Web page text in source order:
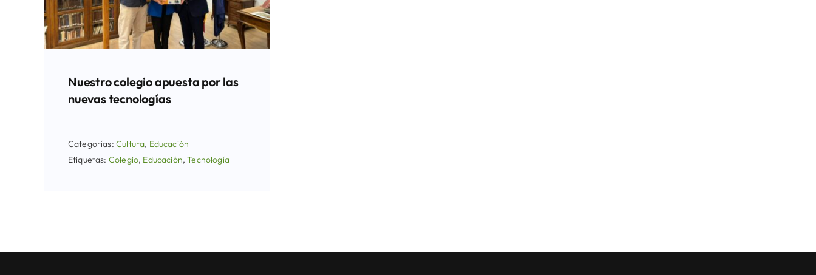
Nuestro colegio apuesta por las
nuevas tecnologías
Categorías: Cultura, Educación
Etiquetas: Colegio, Educación,Tecnología